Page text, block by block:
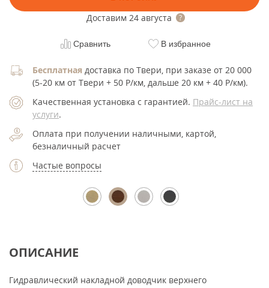
Доставим 24 августа
Сравнить В избранное
Бесплатная доставка по Твери, при заказе от 20 000
(5-20 км от Твери + 50 Р/км, дальше 20 км + 40 Р/км).
Качественная установка с гарантией. Прайс-лист на
услуги.
Оплата при получении наличными, картой,
безналичный расчет
Частые вопросы
ОПИСАНИЕ
Гидравлический накладной доводчик верхнего